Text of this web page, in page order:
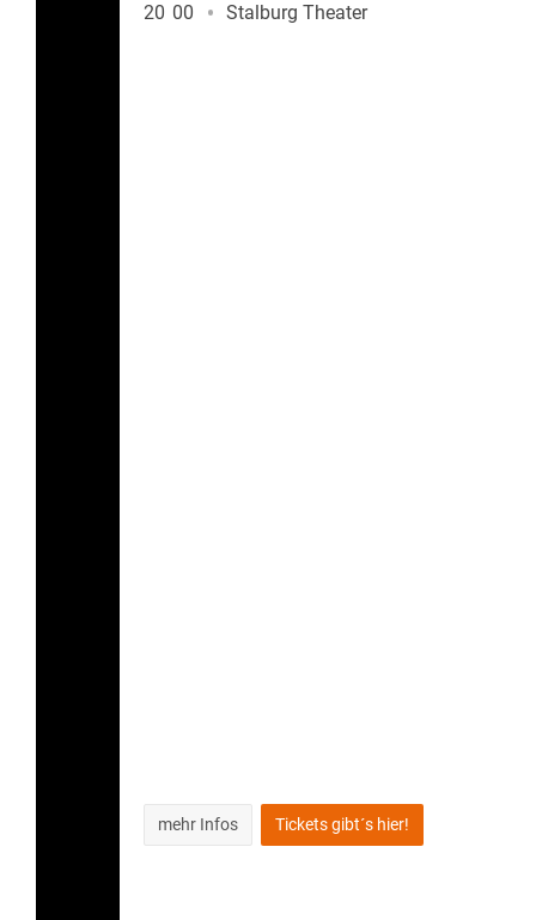
20 00 Stalburg Theater
mehr Infos Tickets gibt´s hier!